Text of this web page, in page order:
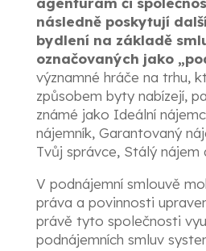
následně poskytují
bydlení na základě
označovaných jako
významné hráče na trhu,
způsobem byty nabízejí,
známé jako Ideální
nájemník, Garantovaný
Tvůj správce, Stálý nájem
V podnájemní smlouvě
práva a povinnosti
právě tyto společnosti
podnájemních smluv